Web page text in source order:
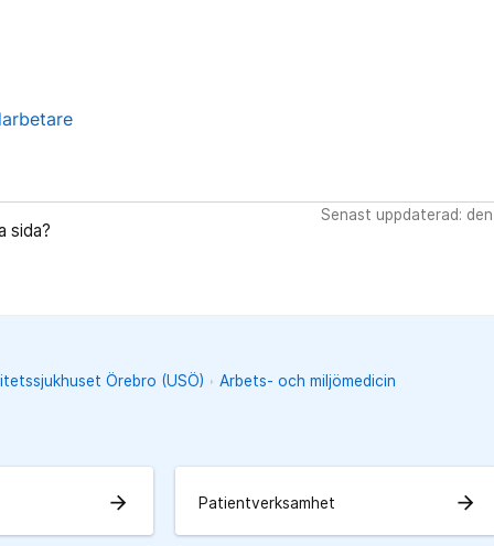
sida?
Senast uppdaterad:
Örebro (USÖ) Arbets- och miljömedicin
arrow_forward Patientverksamhet arrow_forward